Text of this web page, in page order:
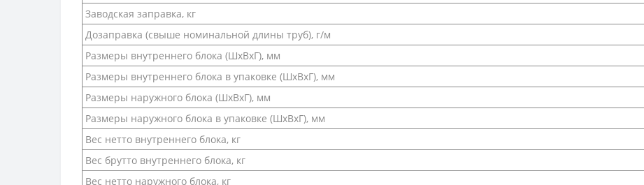
Заводская заправка, кг
Дозаправка (свыше номинальной длины труб), г/м
Размеры внутреннего блока (ШхВхГ), мм
Размеры внутреннего блока в упаковке (ШхВхГ), мм
Размеры наружного блока (ШхВхГ), мм
Размеры наружного блока в упаковке (ШхВхГ), мм
Вес нетто внутреннего блока, кг
Вес брутто внутреннего блока, кг
Вес нетто наружного блока, кг